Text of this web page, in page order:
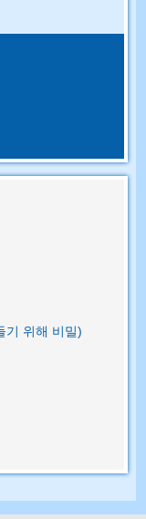
기 위해 비밀)